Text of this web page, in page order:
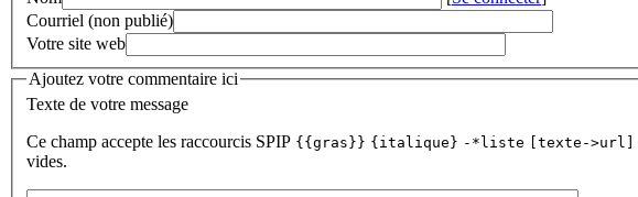
Courriel (non publié)
Votre site web
Ajoutez votre commentaire ici
Texte de votre message
Ce champ accepte les raccourcis SPIP {{gras}} {italique} -*liste [texte->url]
vides.